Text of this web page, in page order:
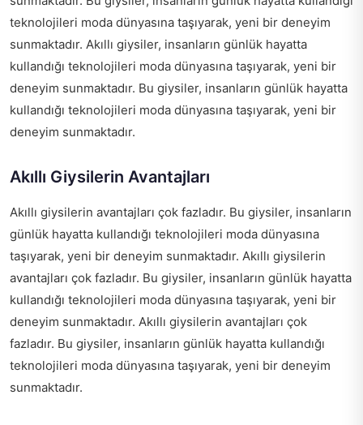
teknolojileri moda dünyasına taşıyarak, yeni bir deneyim
sunmaktadır. Akıllı giysiler, insanların günlük hayatta
kullandığı teknolojileri moda dünyasına taşıyarak, yeni bir
deneyim sunmaktadır. Bu giysiler, insanların günlük hayatta
kullandığı teknolojileri moda dünyasına taşıyarak, yeni bir
deneyim sunmaktadır.
Akıllı Giysilerin Avantajları
Akıllı giysilerin avantajları çok fazladır. Bu giysiler, insanların
günlük hayatta kullandığı teknolojileri moda dünyasına
taşıyarak, yeni bir deneyim sunmaktadır. Akıllı giysilerin
avantajları çok fazladır. Bu giysiler, insanların günlük hayatta
kullandığı teknolojileri moda dünyasına taşıyarak, yeni bir
deneyim sunmaktadır. Akıllı giysilerin avantajları çok
fazladır. Bu giysiler, insanların günlük hayatta kullandığı
teknolojileri moda dünyasına taşıyarak, yeni bir deneyim
sunmaktadır.